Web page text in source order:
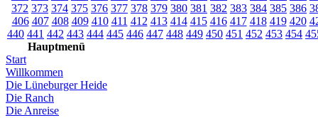
372 373 374 375 376 377 378 379 380 381 382 383 384 385 386
406 407 408 409 410 411 412 413 414 415 416 417 418 419 420
440 441 442 443 444 445 446 447 448 449 450 451 452 453 454
Hauptmenü
Start
Willkommen
Die Lüneburger Heide
Die Ranch
Die Anreise